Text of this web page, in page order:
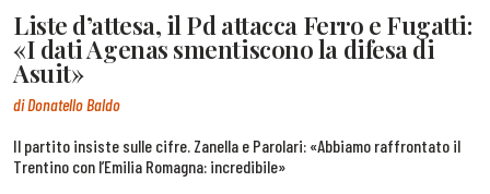
Liste d’attesa, il Pd attacca Ferro e Fugatti:
«I dati Agenas smentiscono la difesa di
Asuit»
di Donatello Baldo
Il partito insiste sulle cifre. Zanella e Parolari: «Abbiamo raffrontato il
Trentino con l’Emilia Romagna: incredibile»